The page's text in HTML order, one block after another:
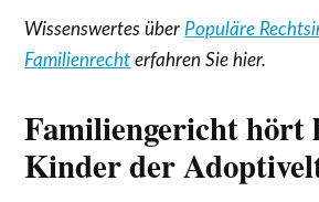
Wissenswertes über Populäre
Familienrecht erfahren Sie hier.
Familiengericht hört
Kinder der